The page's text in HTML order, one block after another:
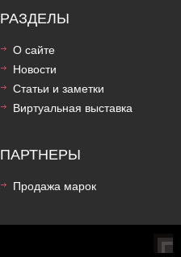
РАЗДЕЛЫ
О сайте
Новости
Статьи и заметки
Виртуальная выставка
ПАРТНЕРЫ
Продажа марок